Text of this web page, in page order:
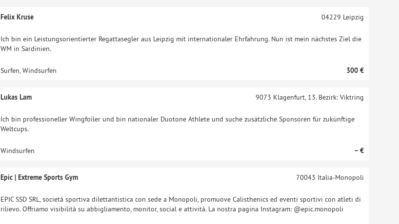
Felix Kruse
Ich bin ein Leistungsorientierter Regattasegler aus Leipzig mit internationaler Ehrfahrung. Nun ist mein nächstes Ziel die
WM in Sardinien.
04229 Leipzig
Surfen, Windsurfen 300 €
Lukas Lam
Ich bin professioneller Wingfoiler und bin nationaler Duotone Athlete und suche zusätzliche Sponsoren für zukünftige
Weltcups.
9073 Klagenfurt, 13. Bezirk: Viktring
Windsurfen – €
Epic | Extreme Sports Gym
EPIC SSD SRL, società sportiva dilettantistica con sede a Monopoli, promuove Calisthenics ed eventi sportivi con atleti di
rilievo. Offriamo visibilità su abbigliamento, monitor, social e attività. La nostra pagina Instagram: @epic.monopoli
70043 Italia-Monopoli